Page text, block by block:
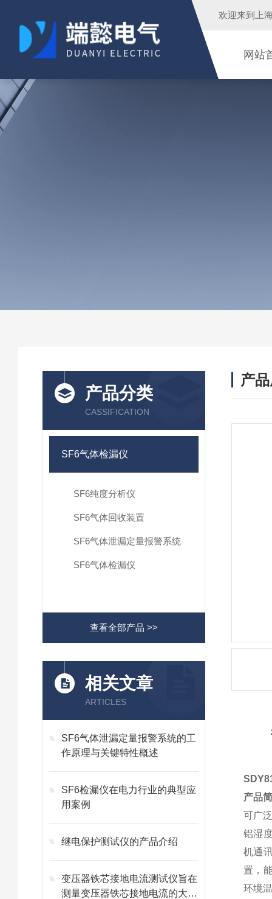
欢迎来到 上
网站
产品分类
CASSIFICATION
SF6气体检漏仪
SF6纯度分析仪
SF6气体回收装置
SF6气体泄漏定量报警系统
SF6气体检漏仪
查看全部产品 >>
相关文章
ARTICLES
SF6气体泄漏定量报警系统的工
作原理与关键特性概述
SF6检漏仪在电力行业的典型应
用案例
继电保护测试仪的产品介绍
变压器铁芯接地电流测试仪旨在
测量变压器铁芯接地电流的大小
产
产品
可广
铝湿
机通
置，
环境